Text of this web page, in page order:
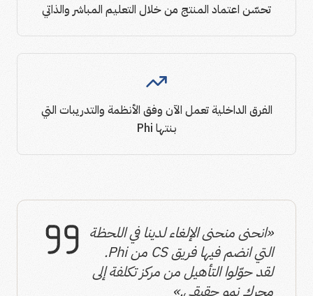
تحسّن اعتماد المنتج من خلال التعليم المباشر والذاتي
الفرق الداخلية تعمل الآن وفق الأنظمة والتدريبات التي
بنتها Phi
«انحنى منحنى الإلغاء لدينا في اللحظة
التي انضم فيها فريق CS من Phi.
لقد حوّلوا التأهيل من مركز تكلفة إلى
محرك نمو حقيقي.»